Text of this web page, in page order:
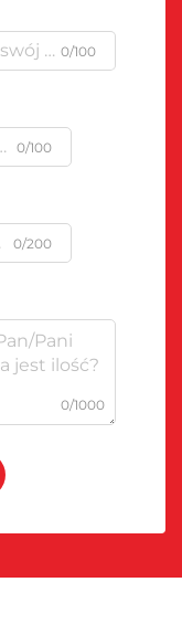
0/100
0/100
0/200
0/1000